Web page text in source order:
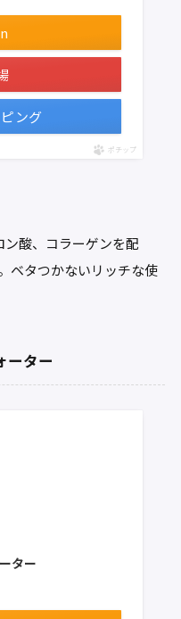
ング
ポチップ
酸、コラーゲンを配
ベタつかないリッチな使
ーター
ター